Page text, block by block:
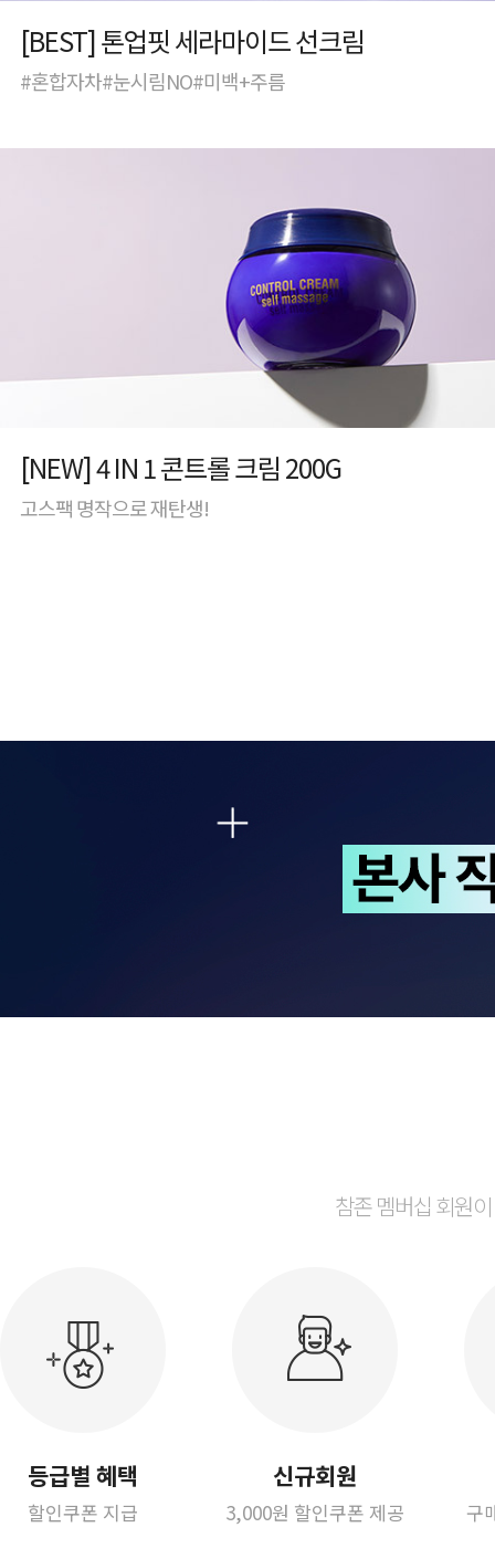
[BEST] 톤업핏 세라마이드 선크림
#혼합자차#눈시림NO#미백+주름
[NEW] 4 IN 1 콘트롤 크림 200G
고스팩 명작으로 재탄생!
참존 멤버십 회원
등급별 혜택
할인쿠폰 지급
신규회원
3,000원 할인쿠폰 제공 구